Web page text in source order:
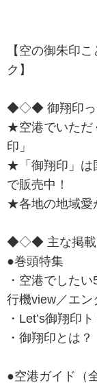
【空の御朱印
ク】
◆◇◆ 御翔印
★空港でいただ
印」
★「御翔印」は
で販売中！
★各地の地域愛
◆◇◆ 主な掲
●巻頭特集
・空港でした
行機view／エン
・Let’s御翔印ト
・御翔印とは？
●空港ガイド（